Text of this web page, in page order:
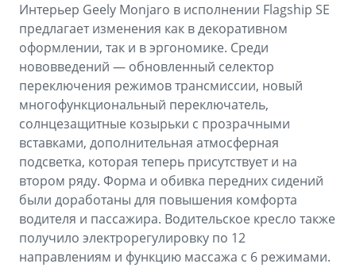
Интерьер Geely Monjaro в исполнении Flagship SE
предлагает изменения как в декоративном
оформлении, так и в эргономике. Среди
нововведений — обновленный селектор
переключения режимов трансмиссии, новый
многофункциональный переключатель,
солнцезащитные козырьки с прозрачными
вставками, дополнительная атмосферная
подсветка, которая теперь присутствует и на
втором ряду. Форма и обивка передних сидений
были доработаны для повышения комфорта
водителя и пассажира. Водительское кресло также
получило электрорегулировку по 12
направлениям и функцию массажа с 6 режимами.